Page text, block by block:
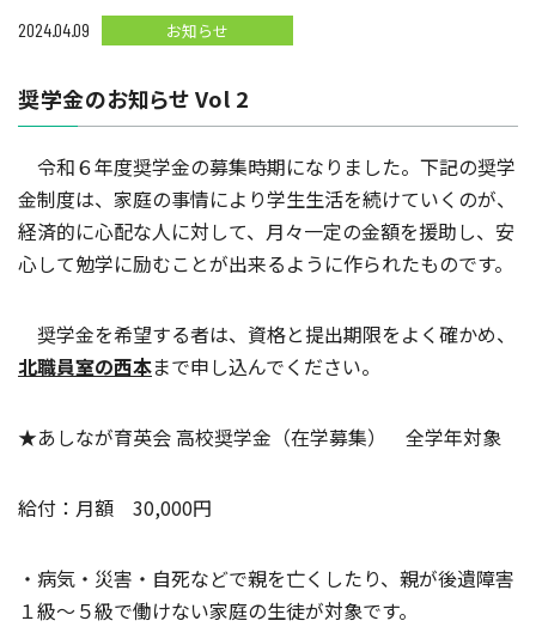
2024.04.09 お知らせ
奨学金のお知らせ Vol 2
令和６年度奨学金の募集時期になりました。下記の奨学
金制度は、家庭の事情により学生生活を続けていくのが、
経済的に心配な人に対して、月々一定の金額を援助し、安
心して勉学に励むことが出来るように作られたものです。
奨学金を希望する者は、資格と提出期限をよく確かめ、
北職員室の西本まで申し込んでください。
★あしなが育英会 高校奨学金（在学募集） 全学年対象
給付：月額 30,000円
・病気・災害・自死などで親を亡くしたり、親が後遺障害
１級～５級で働けない家庭の生徒が対象です。